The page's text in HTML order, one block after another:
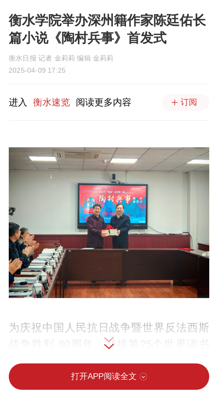
衡水学院举办深州籍作家陈廷佑长
篇小说《陶村兵事》首发式
衡水日报 记者 金莉莉 编辑 金莉莉
2025-04-09 17:25
进入 衡水速览 阅读更多内容 订阅
为庆祝中国人民抗日战争暨世界反法西斯
战争胜利 80周年，迎接第25个世界读书
日，4月8日下午，衡水学院在西校区举办
了深州籍作家陈廷佑长篇小说《陶村兵
打开APP阅读全文